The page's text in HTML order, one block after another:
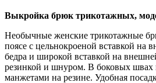
Выкройка брюк трикотажных,
Необычные женские трикотажные
поясе с цельнокроеной вставкой на
бедра и широкой вставкой на
резинкой и шнуром. В боковых швах
манжетами на резине. Удобная